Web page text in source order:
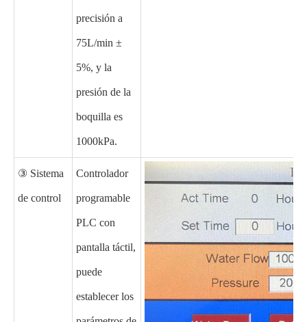
precisión a
75L/min ±
5%, y la
presión de la
boquilla es
1000kPa.
③ Sistema
de control
Controlador
programable
PLC con
pantalla táctil,
puede
establecer los